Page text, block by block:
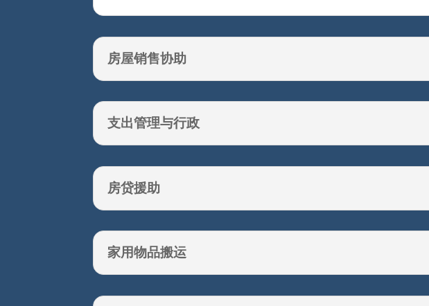
房屋销售协助
支出管理与行政
房贷援助
家用物品搬运